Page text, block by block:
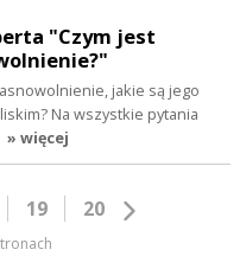
"Czym jest
jakie są jego
Na wszystkie pytania
» więcej
19 20